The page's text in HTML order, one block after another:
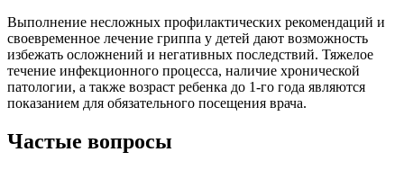
Выполнение несложных профилактических рекомендаций и
своевременное лечение гриппа у детей дают возможность
избежать осложнений и негативных последствий. Тяжелое
течение инфекционного процесса, наличие хронической
патологии, а также возраст ребенка до 1-го года являются
показанием для обязательного посещения врача.
Частые вопросы